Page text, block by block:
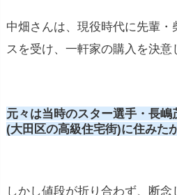
中畑さんは、現役時代に先輩・
スを受け、一軒家の購入を決意
元々は当時のスター選手・長
(大田区の高級住宅街)に住みた
しかし値段が折り合わず、断念